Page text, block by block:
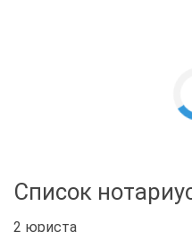
Список
2 юриста